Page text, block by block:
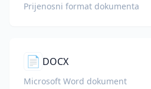
Prijenosni format dokumenta
📄 DOCX
Microsoft Word dokument